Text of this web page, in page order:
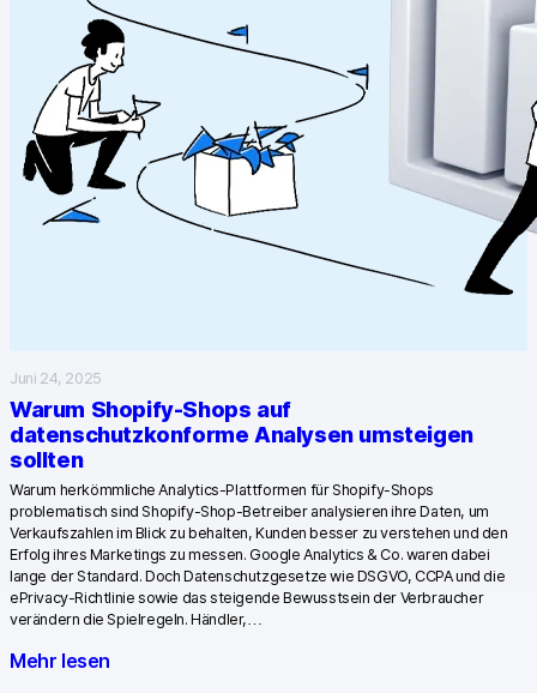
Shopify App Playbook
Help Center
Piwik PRO Academy
Community Forum
Glossar
Entwickler & API
Kontakt
EN NL FR SV
Juni 24, 2025
Warum Shopify-Shops auf
datenschutzkonforme Analysen umsteigen
sollten
Warum herkömmliche Analytics-Plattformen für Shopify-Shops
problematisch sind Shopify-Shop-Betreiber analysieren ihre Daten, um
Verkaufszahlen im Blick zu behalten, Kunden besser zu verstehen und den
Erfolg ihres Marketings zu messen. Google Analytics & Co. waren dabei
lange der Standard. Doch Datenschutzgesetze wie DSGVO, CCPA und die
ePrivacy-Richtlinie sowie das steigende Bewusstsein der Verbraucher
verändern die Spielregeln. Händler,…
Mehr lesen